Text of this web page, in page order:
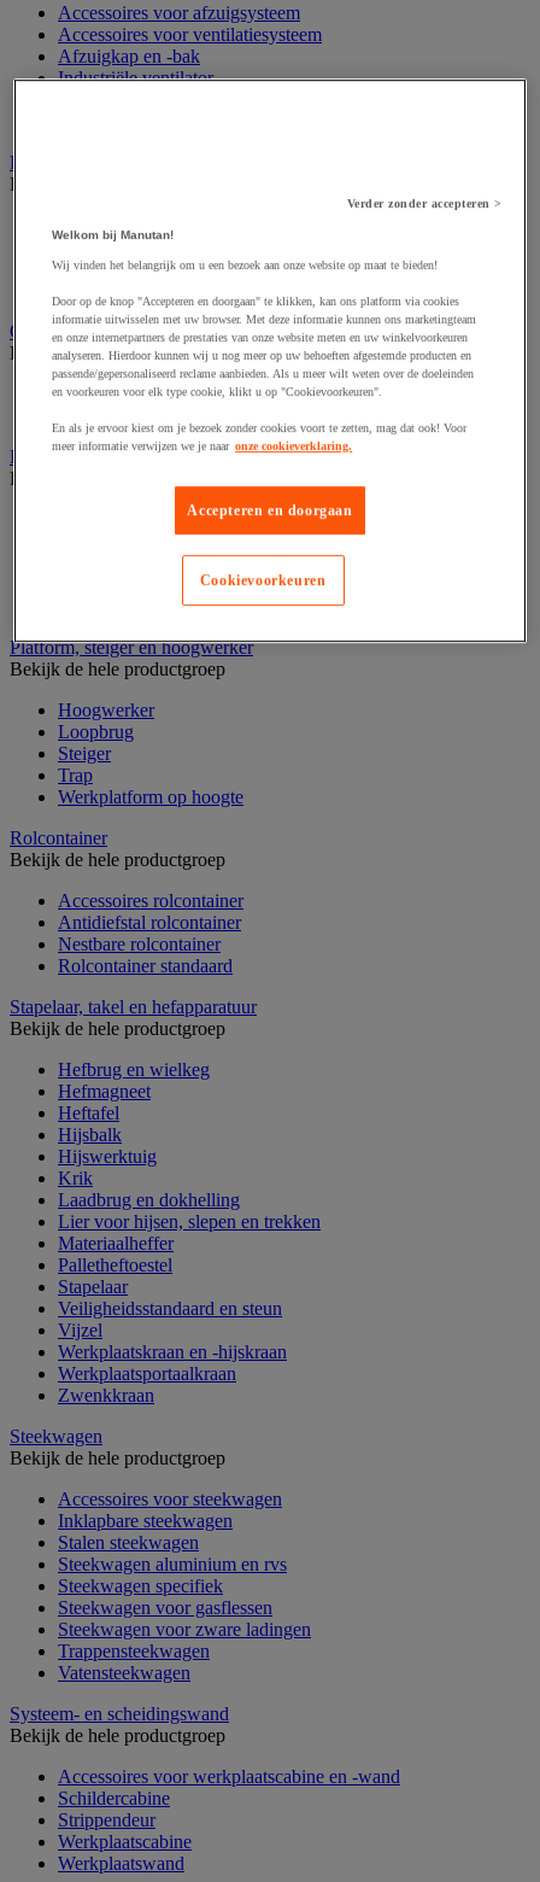
Accessoires voor afzuigsysteem
Accessoires voor ventilatiesysteem
Afzuigkap en -bak
Industriële ventilator
Laboratoriummeubilair
Bekijk de hele productgroep
Laboratoriumkast
Laboratoriumladekast
Opstapkruk, trap en ladder
Bekijk de hele productgroep
Ladder
Palletwagen
Bekijk de hele productgroep
Elektrische pallettruck
Handpallettruck
Hoogheffende pallettruck
Pallettruck met weegsysteem
Platform, steiger en hoogwerker
Bekijk de hele productgroep
Hoogwerker
Loopbrug
Steiger
Trap
Werkplatform op hoogte
Rolcontainer
Bekijk de hele productgroep
Accessoires rolcontainer
Antidiefstal rolcontainer
Nestbare rolcontainer
Rolcontainer standaard
Stapelaar, takel en hefapparatuur
Bekijk de hele productgroep
Hefbrug en wielkeg
Hefmagneet
Heftafel
Hijsbalk
Hijswerktuig
Krik
Laadbrug en dokhelling
Lier voor hijsen, slepen en trekken
Materiaalheffer
Palletheftoestel
Stapelaar
Veiligheidsstandaard en steun
Vijzel
Werkplaatskraan en -hijskraan
Werkplaatsportaalkraan
Zwenkkraan
Steekwagen
Bekijk de hele productgroep
Accessoires voor steekwagen
Inklapbare steekwagen
Stalen steekwagen
Steekwagen aluminium en rvs
Steekwagen specifiek
Steekwagen voor gasflessen
Steekwagen voor zware ladingen
Trappensteekwagen
Vatensteekwagen
Systeem- en scheidingswand
Bekijk de hele productgroep
Accessoires voor werkplaatscabine en -wand
Schildercabine
Strippendeur
Werkplaatscabine
Werkplaatswand
Verder zonder accepteren >
Welkom bij Manutan!
Wij vinden het belangrijk om u een bezoek aan onze website op maat te bieden!
Door op de knop "Accepteren en doorgaan" te klikken, kan ons platform via cookies
informatie uitwisselen met uw browser. Met deze informatie kunnen ons marketingteam
en onze internetpartners de prestaties van onze website meten en uw winkelvoorkeuren
analyseren. Hierdoor kunnen wij u nog meer op uw behoeften afgestemde producten en
passende/gepersonaliseerd reclame aanbieden. Als u meer wilt weten over de doeleinden
en voorkeuren voor elk type cookie, klikt u op "Cookievoorkeuren".
En als je ervoor kiest om je bezoek zonder cookies voort te zetten, mag dat ook! Voor
meer informatie verwijzen we je naar onze cookieverklaring.
Accepteren en doorgaan
Cookievoorkeuren